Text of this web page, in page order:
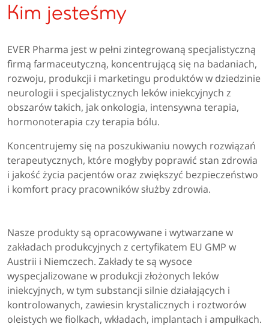
Kim jesteśmy
EVER Pharma jest w pełni zintegrowaną specjalistyczną
firmą farmaceutyczną, koncentrującą się na badaniach,
rozwoju, produkcji i marketingu produktów w dziedzinie
neurologii i specjalistycznych leków iniekcyjnych z
obszarów takich, jak onkologia, intensywna terapia,
hormonoterapia czy terapia bólu.
Koncentrujemy się na poszukiwaniu nowych rozwiązań
terapeutycznych, które mogłyby poprawić stan zdrowia
i jakość życia pacjentów oraz zwiększyć bezpieczeństwo
i komfort pracy pracowników służby zdrowia.
Nasze produkty są opracowywane i wytwarzane w
zakładach produkcyjnych z certyfikatem EU GMP w
Austrii i Niemczech. Zakłady te są wysoce
wyspecjalizowane w produkcji złożonych leków
iniekcyjnych, w tym substancji silnie działających i
kontrolowanych, zawiesin krystalicznych i roztworów
oleistych we fiolkach, wkładach, implantach i ampułkach.